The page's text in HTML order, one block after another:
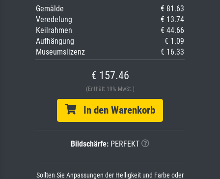
Gemälde
€ 81.63
Veredelung
€ 13.74
Keilrahmen
€ 44.66
Aufhängung
€ 1.09
Museumslizenz
€ 16.33
€ 157.46
(Enthält 19% MwSt.)
In den Warenkorb
Bildschärfe: PERFEKT
Sollten Sie Anpassungen der Helligkeit und Farbe oder